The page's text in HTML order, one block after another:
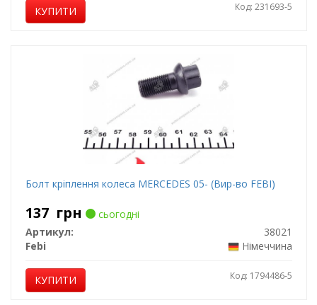
КУПИТИ Код: 231693-5
Болт кріплення колеса MERCEDES 05- (Вир-во FEBI)
137 грн
сьогодні
Артикул:
38021
Febi
Німеччина
КУПИТИ Код: 1794486-5